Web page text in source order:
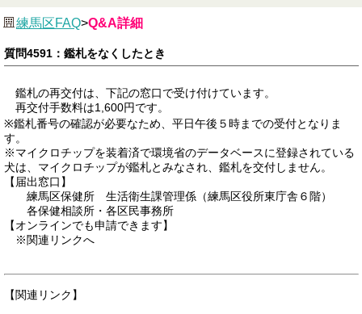
練馬区FAQ>Q&A詳細
質問4591：鑑札をなくしたとき
鑑札の再交付は、下記の窓口で受け付けています。
再交付手数料は1,600円です。
※鑑札番号の確認が必要なため、平日午後５時までの受付となりま
す。
※マイクロチップを装着済で環境省のデータベースに登録されている
犬は、マイクロチップが鑑札とみなされ、鑑札を交付しません。
【届出窓口】
練馬区保健所 生活衛生課管理係（練馬区役所東庁舎６階）
各保健相談所・各区民事務所
【オンラインでも申請できます】
※関連リンクへ
【関連リンク】